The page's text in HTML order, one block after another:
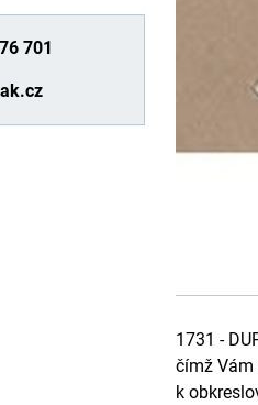
1731 -
čímž Vám
k
701